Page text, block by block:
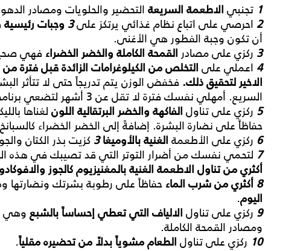
1 تجنبي الاطعمة السريعة التحضير والحلويات ومصادر
2 احرصي على اتباع نظام غذائي يرتكز على3 وجبات رئيسية
أن تكون وجبة الفطور هي الأغنى.
3 ركزي على مصادر القمحة الكاملة والخضر الخضراء فهي
4 اعملي على التخلصمن الكيلوغرامات الزائدةقبلفترةمن
الاخير لتحقيقذلك. فخفض الوزن يتم تدريجاً حتى لا تتأثر
السريع. أمهلي نفسك فترة لا تقل عن 3 أشهر لتضعي برنامجاً يسمح لك بتحقيق هدفك.
5 ركزي على تناول الفاكهة والخضر البرتقالية اللون لغناها
حفاظاً على نضارة البشرة. إضافةً إلى الخضر الخضراء
6 ركزي على الأطعمة الغنيةبالأوميغا3 كزيت بذر الكتان
7 لتحمي نفسك من أضرار التوتر التي قد تصيبك في هذه
أكثريمنتناول الاطعمة الغنيةبالمغنيزيومكالجوز والافوكادو
8 أكثريمنشرب الماء حفاظاً على رطوبة بشرتك ونضارتها
اليوم.
9 ركزي على تناول الالياف التيتعطيإحساساًبالشبع وهي
ومصادر القمحة الكاملة.
10 ركزي على تناول الطعاممشوياًبدلاً منتحضيرهمقلياً.